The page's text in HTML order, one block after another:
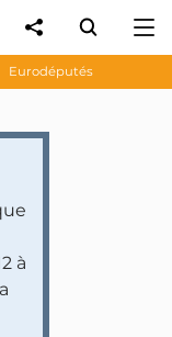
Eurodéputés
à